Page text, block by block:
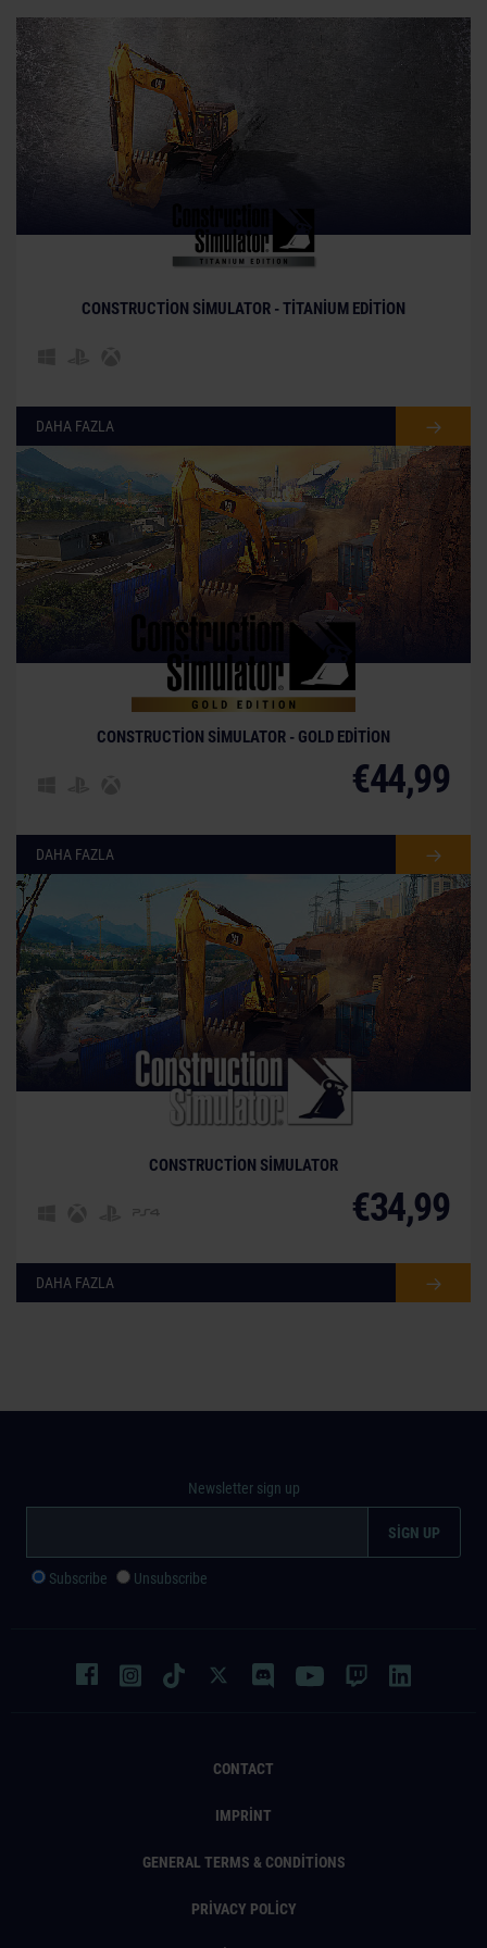
CONSTRUCTION SIMULATOR - TITANIUM EDITION
DAHA FAZLA
CONSTRUCTION SIMULATOR - GOLD EDITION
€44,99
DAHA FAZLA
CONSTRUCTION SIMULATOR
€34,99
DAHA FAZLA
CONTACT
IMPRINT
GENERAL TERMS & CONDITIONS
PRIVACY POLICY
Newsletter sign up
Subscribe Unsubscribe